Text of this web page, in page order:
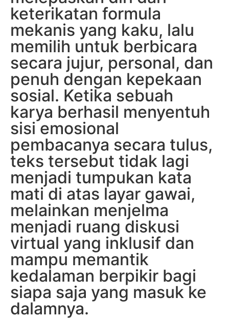
keterikatan formula
mekanis yang kaku, lalu
memilih untuk berbicara
secara jujur, personal, dan
penuh dengan kepekaan
sosial. Ketika sebuah
karya berhasil menyentuh
sisi emosional
pembacanya secara tulus,
teks tersebut tidak lagi
menjadi tumpukan kata
mati di atas layar gawai,
melainkan menjelma
menjadi ruang diskusi
virtual yang inklusif dan
mampu memantik
kedalaman berpikir bagi
siapa saja yang masuk ke
dalamnya.